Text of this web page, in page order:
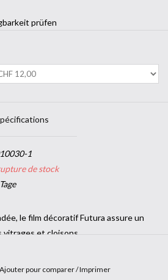
prüfen
1
de stock
le film décoratif Futura assure un
et cloisons.
la luminosité. Ils permettent
Ajouter pour comparer/Imprimer